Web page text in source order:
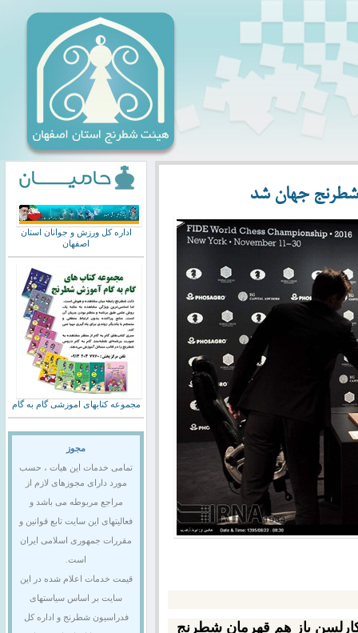
شطرنج جهان شد
باز هم قهرمان شطرنج
اداره کل ورزش و جوانان استان
اصفهان
مجموعه کتابهای اموزشی گام به گام
مجوز
تمامی خدمات این هیات ، حسب
مورد دارای مجوزهای لازم از
مراجع مربوطه می باشد و
فعالیتهای این سایت تابع قوانین و
مقررات جمهوری اسلامی ایران
است.
قیمت خدمات اعلام شده در این
سایت بر اساس سیاستهای
فدراسیون شطرنج و اداره کل